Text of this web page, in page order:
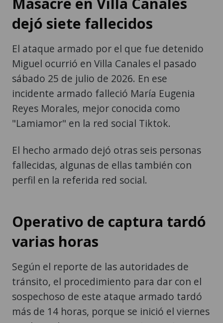
dejó siete fallecidos
El ataque armado por el que fue detenido
Miguel ocurrió en Villa Canales el pasado
sábado 25 de julio de 2026. En ese
incidente armado falleció María Eugenia
Reyes Morales, mejor conocida como
"Lamiamor" en la red social Tiktok.
El hecho armado dejó otras seis personas
fallecidas, algunas de ellas también con
perfil en la referida red social.
Operativo de captura tardó
varias horas
Según el reporte de las autoridades de
tránsito, el procedimiento para dar con el
sospechoso de este ataque armado tardó
más de 14 horas, porque se inició el viernes